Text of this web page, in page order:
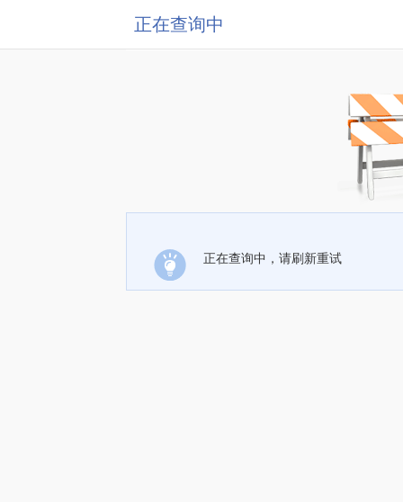
正在查询中
正在查询中，请刷新重试